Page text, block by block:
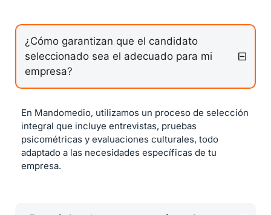
¿Cómo garantizan que el candidato
seleccionado sea el adecuado para mi
empresa?
En Mandomedio, utilizamos un proceso de selección
integral que incluye entrevistas, pruebas
psicométricas y evaluaciones culturales, todo
adaptado a las necesidades específicas de tu
empresa.